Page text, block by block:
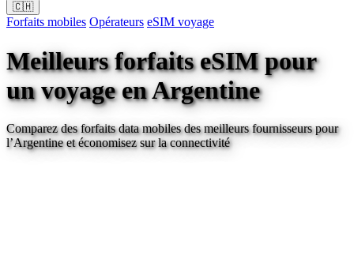
🇨🇭
Forfaits mobiles Opérateurs eSIM voyage
Meilleurs forfaits eSIM pour
un voyageen Argentine
Comparez des forfaits data mobiles des meilleurs fournisseurs pour
l’Argentineet économisez sur la connectivité